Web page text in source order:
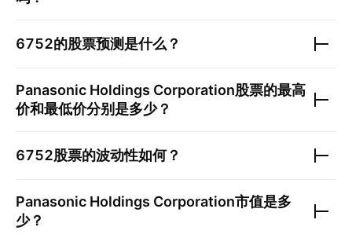
6752的股票预测是什么？
Panasonic Holdings Corporation股票的最高
价和最低价分别是多少？
6752股票的波动性如何？
Panasonic Holdings Corporation市值是多
少？